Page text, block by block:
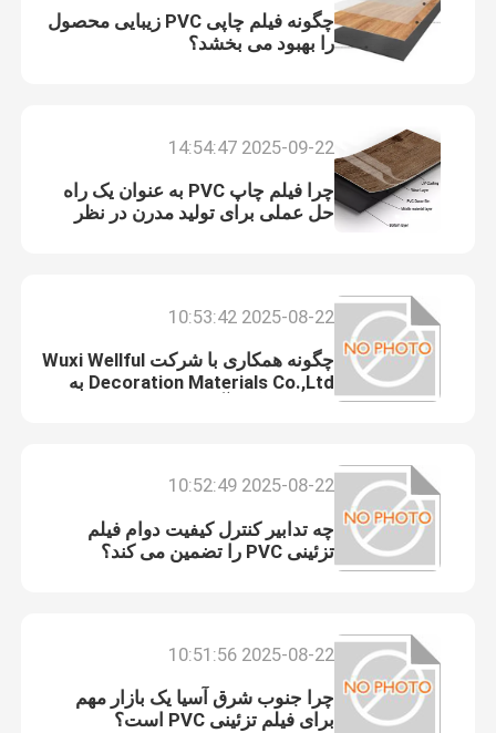
Request A Quote
فیلم چاپ پی وی سی
فیلم لمینت پی وی سی
فیلم پی وی سی خود چسب
فیلم PVC دانه چوب
کفپوش LVT
کفپوش پی وی سی پلانک
کفپوش وینیل را پوست کنده و بچسبانید
کفپوش چوبی وینیل
چگونه فیلم چاپی PVC زیبایی محصول
را بهبود می بخشد؟
2025-09-22 14:54:47
چرا فیلم چاپ PVC به عنوان یک راه
حل عملی برای تولید مدرن در نظر
2025-08-22 10:53:42
چگونه همکاری با شرکت Wuxi Wellful
Decoration Materials Co.,Ltd به
2025-08-22 10:52:49
چه تدابیر کنترل کیفیت دوام فیلم
تزئینی PVC را تضمین می کند؟
2025-08-22 10:51:56
چرا جنوب شرق آسیا یک بازار مهم
برای فیلم تزئینی PVC است؟